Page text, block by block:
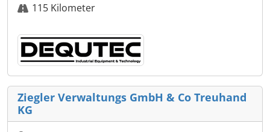
115 Kilometer
Ziegler Verwaltungs GmbH & Co Treuhand
KG